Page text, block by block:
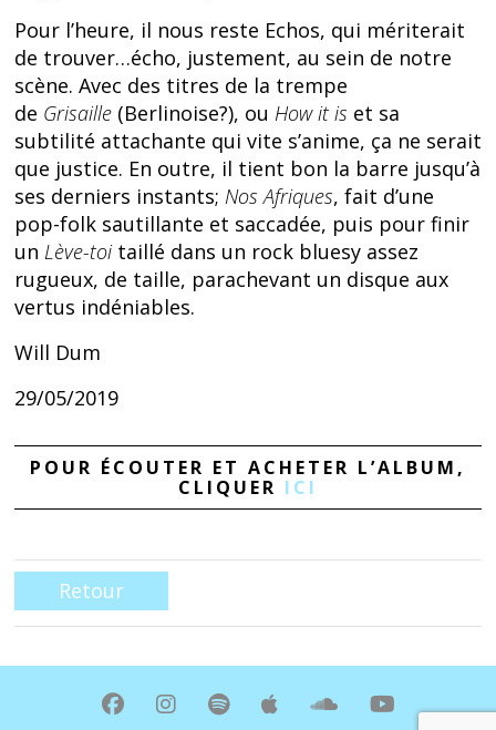
Pour l’heure, il nous reste Echos, qui mériterait
de trouver…écho, justement, au sein de notre
scène. Avec des titres de la trempe
de Grisaille (Berlinoise?), ou How it is et sa
subtilité attachante qui vite s’anime, ça ne serait
que justice. En outre, il tient bon la barre jusqu’à
ses derniers instants; Nos Afriques, fait d’une
pop-folk sautillante et saccadée, puis pour finir
un Lève-toitaillé dans un rock bluesy assez
rugueux, de taille, parachevant un disque aux
vertus indéniables.
Will Dum
29/05/2019
POUR ÉCOUTER ET ACHETER L’ALBUM,
CLIQUER ICI
Retour